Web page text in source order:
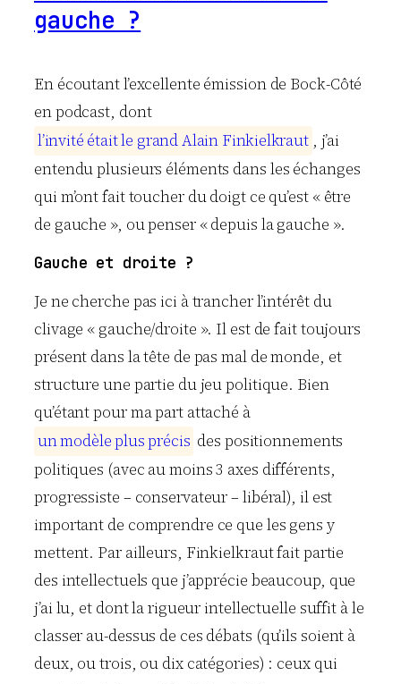
gauche ?
En écoutant l’excellente émission de Bock-Côté
en podcast, dont
l’invité étaitle grandAlain Finkielkraut , j’ai
entendu plusieurs éléments dans les échanges
qui m’ont fait toucher du doigt ce qu’est « être
de gauche », ou penser « depuis la gauche ».
Gauche et droite ?
Je ne cherche pas ici à trancher l’intérêt du
clivage « gauche/droite ». Il est de fait toujours
présent dans la tête de pas mal de monde, et
structure une partie du jeu politique. Bien
qu’étant pour ma part attaché à
unmodèleplusprécis des positionnements
politiques (avec au moins 3 axes différents,
progressiste – conservateur – libéral), il est
important de comprendre ce que les gens y
mettent. Par ailleurs, Finkielkraut fait partie
des intellectuels que j’apprécie beaucoup, que
j’ai lu, et dont la rigueur intellectuelle suffit à le
classer au-dessus de ces débats (qu’ils soient à
deux, ou trois, ou dix catégories) : ceux qui